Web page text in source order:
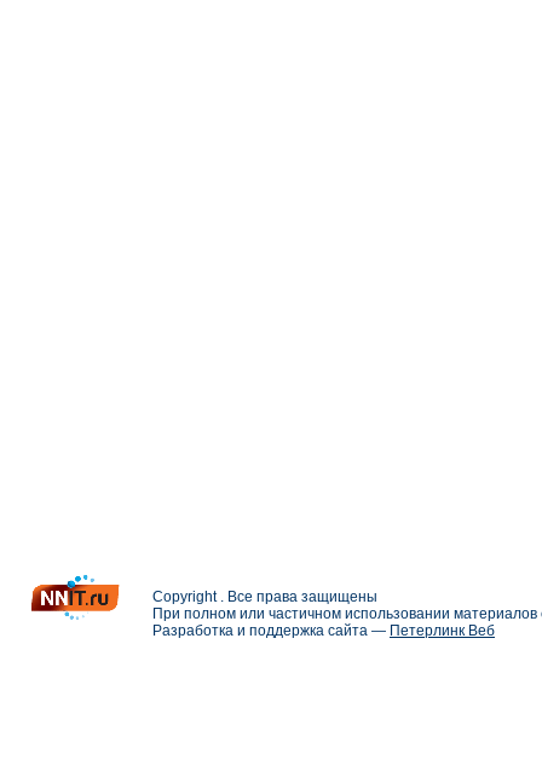
Copyright . Все права защищены
При полном или частичном использовании
Разработка и поддержка сайта — Петерлинк Веб